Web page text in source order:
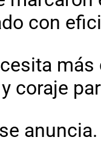
con
coraje